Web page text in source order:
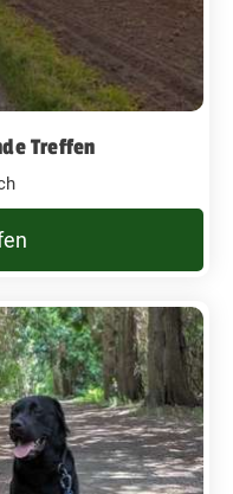
Treffen